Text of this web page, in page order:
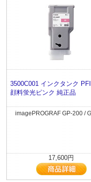
3500C001 インクタンク
顔料蛍光ピンク 純正品
imagePROGRAF GP-200 /
17,600円